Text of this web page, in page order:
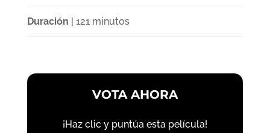
Duración | 121 minutos
VOTA AHORA
¡Haz clic y puntúa esta película!